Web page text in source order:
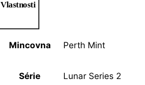
Vlastnosti
Mincovna Perth Mint
Série Lunar Series 2